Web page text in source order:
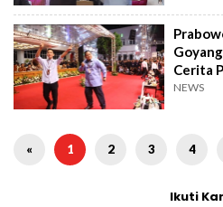
Cerita
NEWS
« 1 2 3 4
Ikuti